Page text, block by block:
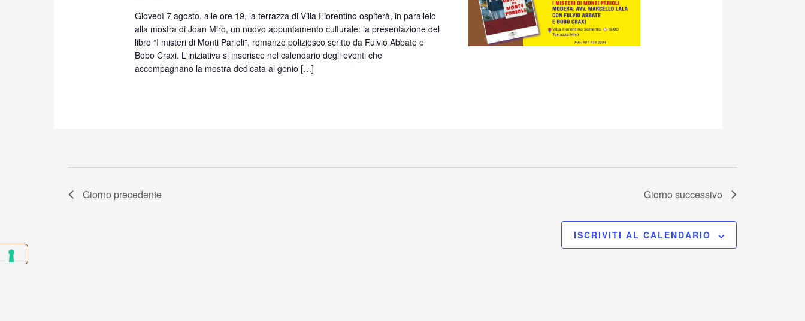
Giovedì 7 agosto, alle ore 19, la terrazza di Villa Fiorentino ospiterà, in parallelo
alla mostra di Joan Mirò, un nuovo appuntamento culturale: la presentazione del
libro “I misteri di Monti Parioli”, romanzo poliziesco scritto da Fulvio Abbate e
Bobo Craxi. L'iniziativa si inserisce nel calendario degli eventi che
accompagnano la mostra dedicata al genio […]
Giorno precedente Giorno successivo
ISCRIVITI AL CALENDARIO